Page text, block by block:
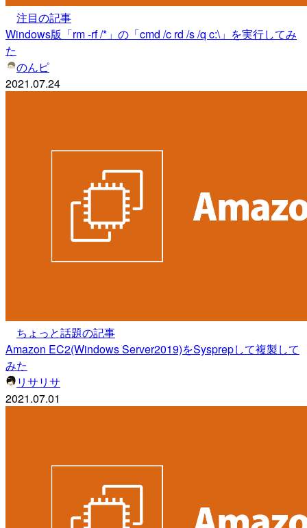
注目の記事
Windows版「rm -rf /*」の「cmd /c rd /s /q c:\」を実行してみ
た
のんピ
2021.07.24
ちょっと話題の記事
Amazon EC2(Windows Server2019)をSysprepして複製して
みた
リサリサ
2021.07.01